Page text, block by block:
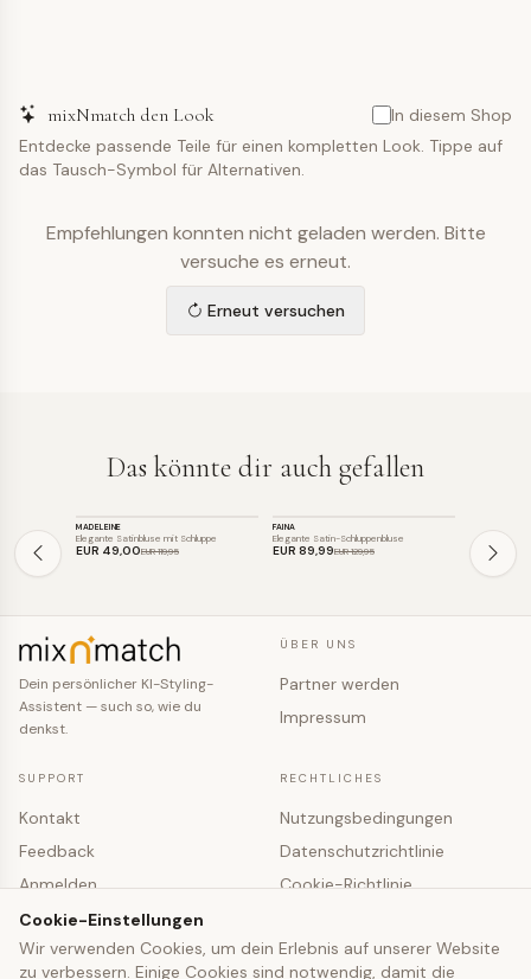
mixNmatch den Look
In diesem Shop
Entdecke passende Teile für einen kompletten Look. Tippe auf
das Tausch-Symbol für Alternativen.
Empfehlungen konnten nicht geladen werden. Bitte
versuche es erneut.
Erneut versuchen
Das könnte dir auch gefallen
SALE
MADELEINE
Elegante Satinbluse mit Schluppe
EUR 49,00EUR 119,95
SALE
FAINA
Elegante Satin-Schluppenbluse
EUR 89,99EUR 129,95
SALE
EUR 89
Dein persönlicher KI-Styling-
Assistent — such so, wie du
denkst.
ÜBER UNS
Partner werden
Impressum
SUPPORT
Kontakt
Feedback
Anmelden
Registrieren
RECHTLICHES
Nutzungsbedingungen
Datenschutzrichtlinie
Cookie-Richtlinie
Cookie-Einstellungen
Wir verwenden Cookies, um dein Erlebnis auf unserer Website
zu verbessern. Einige Cookies sind notwendig, damit die